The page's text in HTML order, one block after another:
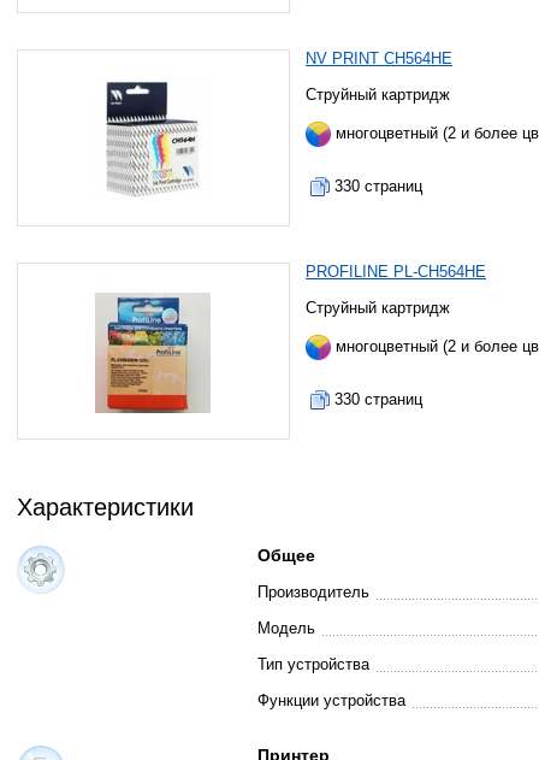
NV PRINT CH564HE
Струйный картридж
многоцветный (2 и более
330 страниц
PROFILINE PL-CH564HE
Струйный картридж
многоцветный (2 и более
330 страниц
Характеристики
Общее
Производитель
Модель
Тип устройства
Функции устройства
Принтер